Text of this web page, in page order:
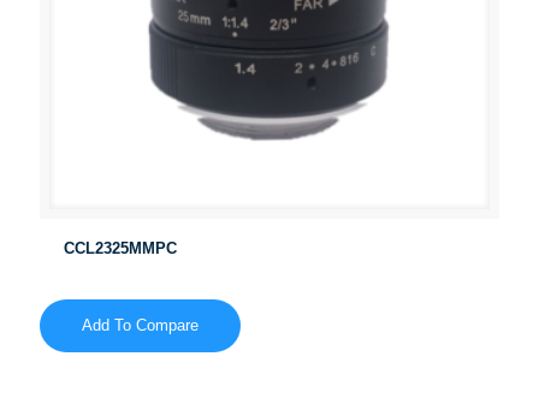
CCL2325MMPC
Add To Compare